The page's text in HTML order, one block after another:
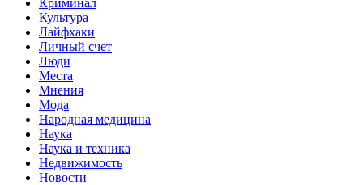
Криминал
Культура
Лайфхаки
Личный счет
Люди
Места
Мнения
Мода
Народная медицина
Наука
Наука и техника
Недвижимость
Новости